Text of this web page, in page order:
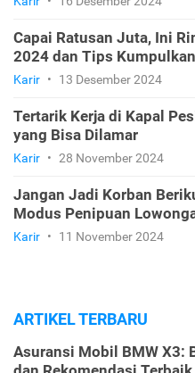
Capai Ratusan Juta, Ini
2024 dan Tips
Karir • 13 Desember 2024
Tertarik Kerja di Kapal
yang Bisa Dilamar
Karir • 28 November 2024
Jangan Jadi Korban
Modus Penipuan
Karir • 11 November 2024
ARTIKEL TERBARU
Asuransi Mobil BMW X3: